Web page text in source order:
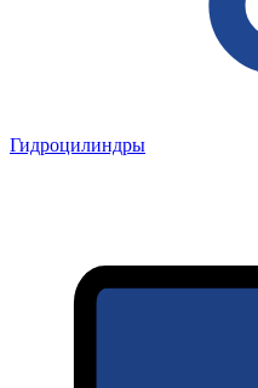
Гидроцилиндры